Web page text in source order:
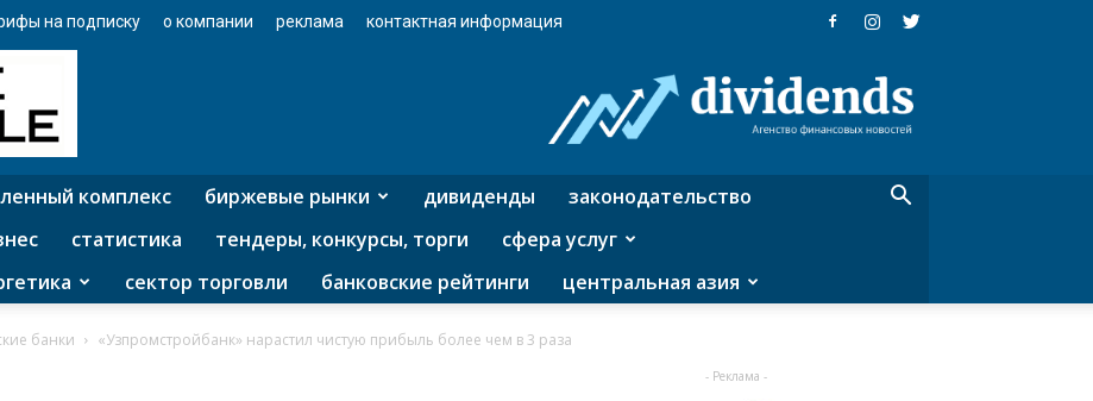
на подписку о компании реклама контактная информация
агентство
финансовых
комплекс биржевые рынки дивиденды
законодательство
статистика тендеры, конкурсы, торги
сфера услуг
сектор торговли банковские рейтинги центральная азия
банки «Узпромстройбанк» нарастил чистую прибыль более чем в 3 раза
- Реклама -